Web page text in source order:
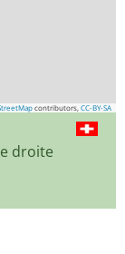
contributors, CC-BY-SA
droite